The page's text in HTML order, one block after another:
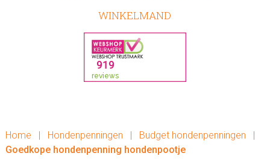
WINKELMAND
Home | Hondenpenningen | Budget hondenpenningen
|
Goedkope hondenpenning hondenpootje